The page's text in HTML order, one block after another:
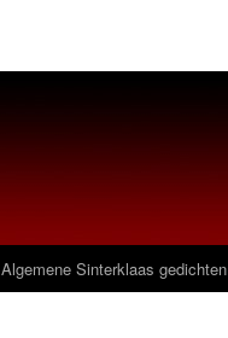
Algemene Sinterklaas gedichten